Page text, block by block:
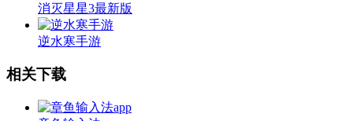
消灭星星3最新版
逆水寒手游
相关下载